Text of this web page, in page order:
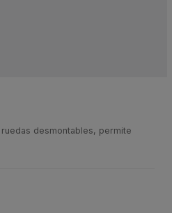
desmontables, permite